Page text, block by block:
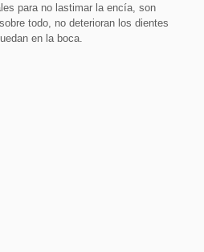
para no lastimar la encía, son
todo, no deterioran los dientes
en la boca.